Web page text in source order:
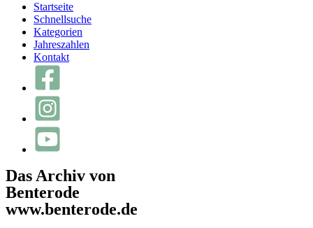
Startseite
Schnellsuche
Kategorien
Jahreszahlen
Kontakt
Das Archiv von
Benterode
www.benterode.de